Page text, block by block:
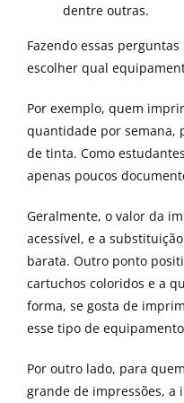
dentre outras.
Fazendo essas
escolher qual
Por exemplo, quem
quantidade por semana,
de tinta. Como
apenas poucos
Geralmente, o valor da
acessível, e a
barata. Outro ponto
cartuchos coloridos e a
forma, se gosta de
esse tipo de
Por outro lado, para
grande de impressões, a